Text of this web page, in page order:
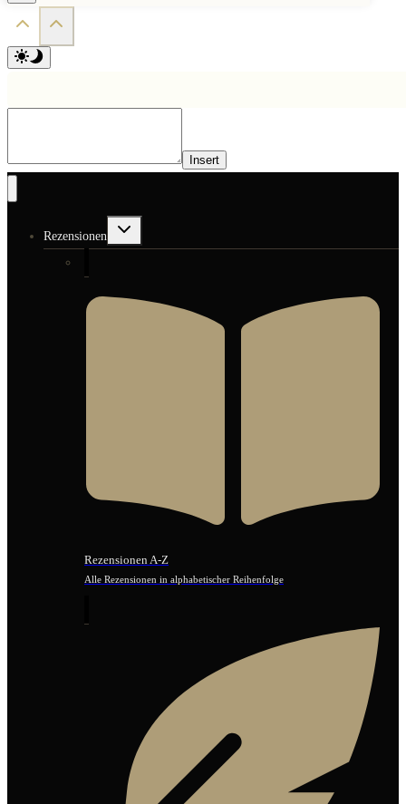
Insert
Rezensionen
Untermenü
Rezensionen A-Z
Alle Rezensionen in alphabetischer Reihenfolge